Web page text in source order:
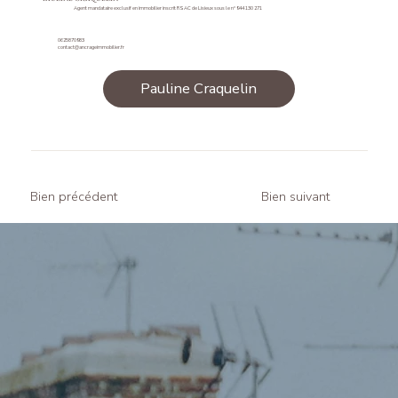
Agent mandataire exclusif en immobilier inscrit RSAC de Lisieux sous le n° 944 130 271
0625870983
contact@ancrageimmobilier.fr
Pauline Craquelin
Bien précédent Bien suivant